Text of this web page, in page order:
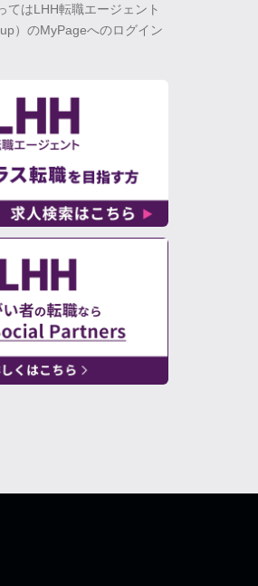
てはLHH転職エージェント
）のMyPageへのログイン